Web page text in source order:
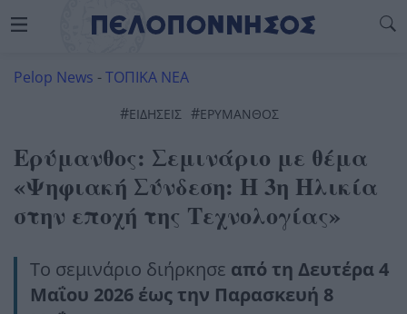
Pelop News -ΤΟΠΙΚΑ ΝΕΑ
#ΕΙΔΗΣΕΙΣ #ΕΡΎΜΑΝΘΟΣ
Ερύμανθος: Σεμινάριο με θέμα
«Ψηφιακή Σύνδεση: Η 3η Ηλικία
στην εποχή της Τεχνολογίας»
Το σεμινάριο διήρκησε από τη Δευτέρα 4
Μαΐου 2026 έως την Παρασκευή 8